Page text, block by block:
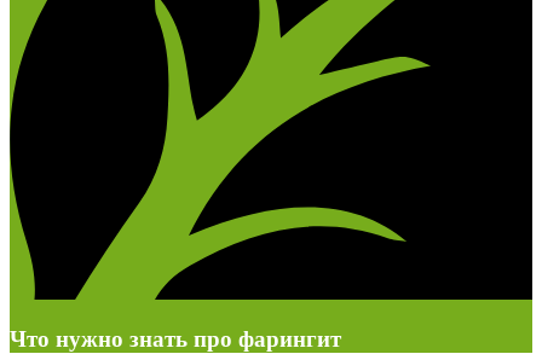
Что нужно знать про фарингит